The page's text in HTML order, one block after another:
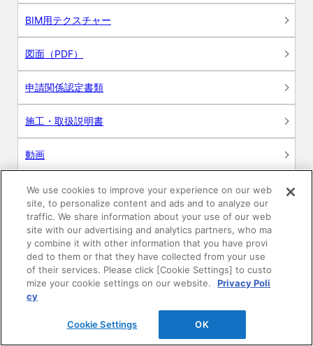
BIM用テクスチャー
図面（PDF）
申請関係認定書類
施工・取扱説明書
動画
シミュレーションツール
24時間換気システム〈エアスマート〉
簡易設計見積ソフト
R&Dセンター環境測定・分析サービス
商品マスター申し込み
We use cookies to improve your experience on our web
site, to personalize content and ads and to analyze our
traffic. We share information about your use of our web
site with our advertising and analytics partners, who ma
y combine it with other information that you have provi
ded to them or that they have collected from your use
of their services. Please click [Cookie Settings] to custo
mize your cookie settings on our website.
Privacy Poli
cy
Cookie Settings OK